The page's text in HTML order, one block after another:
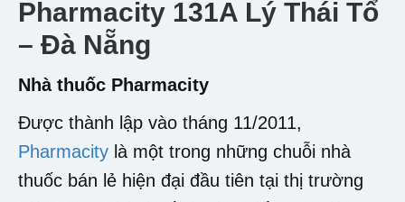
Pharmacity 131A Lý Thái Tổ
– Đà Nẵng
Nhà thuốc Pharmacity
Được thành lập vào tháng 11/2011,
Pharmacity là một trong những chuỗi nhà
thuốc bán lẻ hiện đại đầu tiên tại thị trường